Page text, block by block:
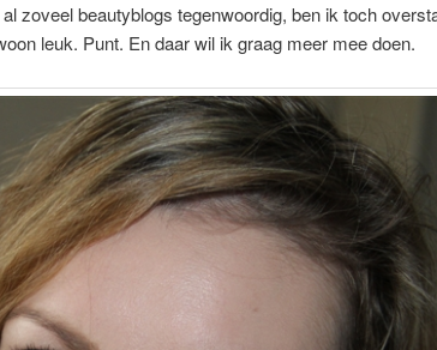
zoveel beautyblogs tegenwoordig, ben ik toch
leuk. Punt. En daar wil ik graag meer mee doen.